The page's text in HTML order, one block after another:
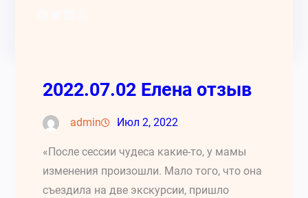
2022.07.02 Елена отзыв
admin Июл 2, 2022
«После сессии чудеса какие-то, у мамы
изменения произошли. Мало того, что она
съездила на две экскурсии, пришло